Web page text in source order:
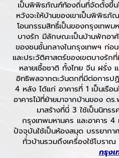
เป็นพิพิธภัณฑ์ท้องถิ่นที่จัดตั้งขึ้น
หวังจะให้บ้านของเขาเป็นพิพิธภั
โอนกรรมสิทธิ์เป็นของกรุงเทพม
บางรัก มีลักษณะเป็นบ้านพักอาศั
ของชนชั้นกลางในกรุงเทพฯ ก่อ
และประวัติศาสตร์ของเขตบางรั
หลายเชื้อชาติ ทั้งไทย จีน ฝรั่ง
อิทธิพลจากตะวันตกที่มีต่อการป
4 หลัง ได้แก่ อาคารที่ 1 เป็นเรือ
อาคารไม้ที่ย้ายมาจากบ้านของ ด
มาสร้างที่นี่ 3 ใช้เป็นนิทร
กรุงเทพมหานคร และอาคาร 4
ปัจจุบันใช้เป็นห้องสมุด บรรยากา
ทั่วบ้านรวมถึงเครื่องใช้โบรา
กรุง